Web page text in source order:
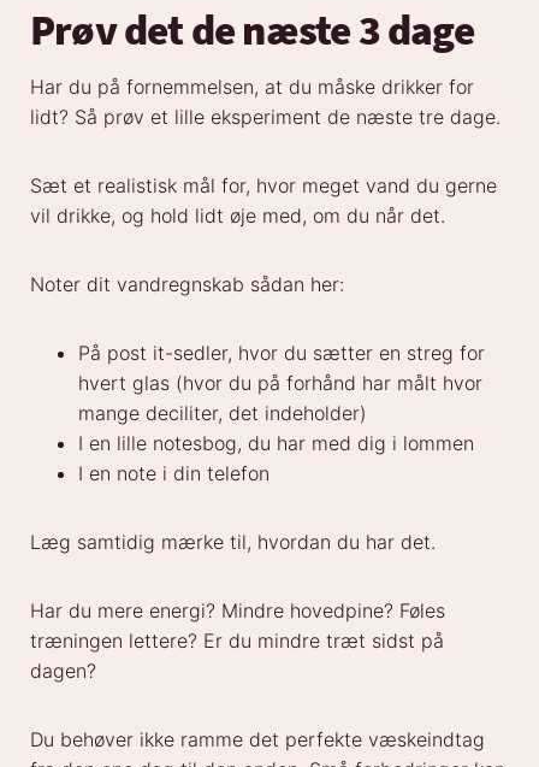
Prøv det de næste 3 dage
Har du på fornemmelsen, at du måske drikker for
lidt? Så prøv et lille eksperiment de næste tre dage.
Sæt et realistisk mål for, hvor meget vand du gerne
vil drikke, og hold lidt øje med, om du når det.
Noter dit vandregnskab sådan her:
På post it-sedler, hvor du sætter en streg for
hvert glas (hvor du på forhånd har målt hvor
mange deciliter, det indeholder)
I en lille notesbog, du har med dig i lommen
I en note i din telefon
Læg samtidig mærke til, hvordan du har det.
Har du mere energi? Mindre hovedpine? Føles
træningen lettere? Er du mindre træt sidst på
dagen?
Du behøver ikke ramme det perfekte væskeindtag